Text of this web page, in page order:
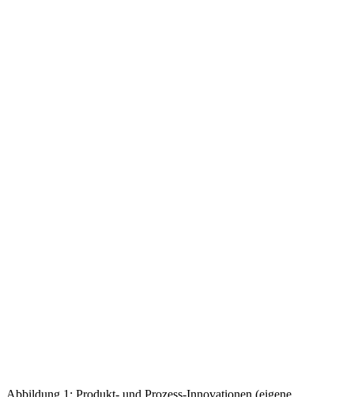
Abbildung 1: Produkt- und Prozess-Innovationen (eigene